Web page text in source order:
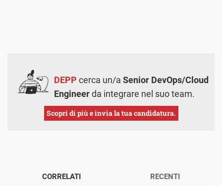
DEPP cerca un/a Senior DevOps/Cloud
Engineerda integrare nel suo team.
Scopri di più e invia la tua candidatura.
CORRELATI RECENTI